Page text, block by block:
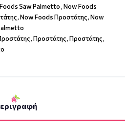
Saw Palmetto,Now Foods
,Now Foods Προστάτης,Now
,Προστάτης,Προστάτης,